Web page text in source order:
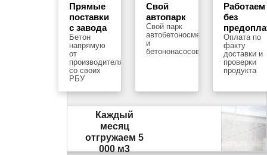
Прямые
поставки
с завода
Бетон
напрямую
от
производителя
со своих
РБУ
Свой
автопарк
Свой парк
автобетоносмесителей
и
бетононасосов
Работаем
без
Оплата по
факту
доставки и
проверки
продукта
Каждый
месяц
отгружаем 5
000 м3